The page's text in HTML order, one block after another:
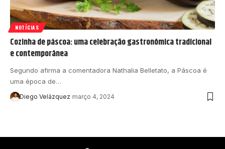
NOTÍCIAS
Cozinha de páscoa: uma celebração gastronômica tradicional
e contemporânea
Segundo afirma a comentadora Nathalia Belletato, a Páscoa é
uma época de…
Diego Velázquez março 4, 2024